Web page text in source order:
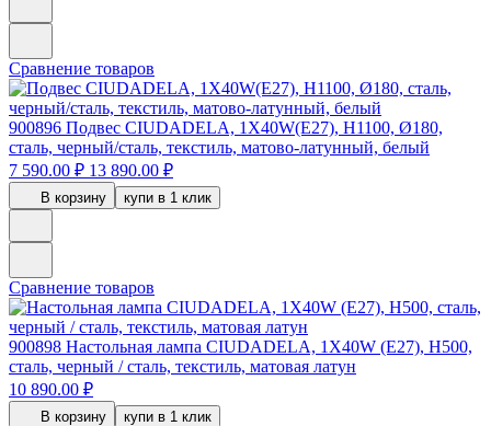
Сравнение товаров
900896 Подвес CIUDADELA, 1X40W(Е27), H1100, Ø180,
сталь, черный/сталь, текстиль, матово-латунный, белый
7 590.00 ₽ 13 890.00 ₽
В корзину купи в 1 клик
Сравнение товаров
900898 Настольная лампа CIUDADELA, 1X40W (E27), H500,
сталь, черный / сталь, текстиль, матовая латун
10 890.00 ₽
В корзину купи в 1 клик